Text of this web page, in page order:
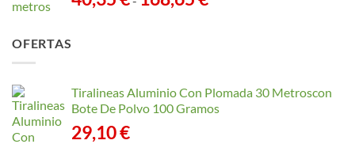
168,65 €
OFERTAS
Tiralineas Aluminio Con Plomada 30 Metroscon
Bote De Polvo 100 Gramos
29,10€